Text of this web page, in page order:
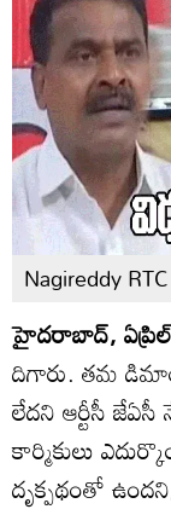
Nagireddy
హైదరాబాద్,
దిగారు. తమ
లేదని ఆర్టీసీ జేఏసీ
కార్మికులు
దృక్పథంతో